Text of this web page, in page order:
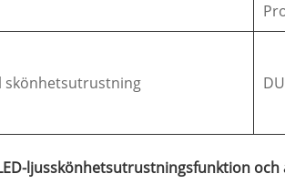
skönhetsutrustning
ljusskönhetsutrustningsfunktion och